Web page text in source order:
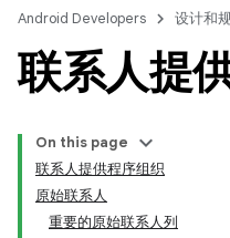
Android Developers 设计和
联系人提
On this page
联系人提供程序组织
原始联系人
重要的原始联系人列